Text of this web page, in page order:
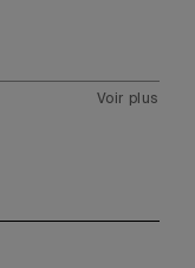
Voir plus